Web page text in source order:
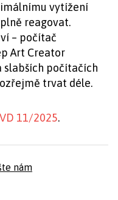
vytížení
reagovat.
– počítač
Art Creator
slabších počítačích
trvat déle.
11/2025.
nám